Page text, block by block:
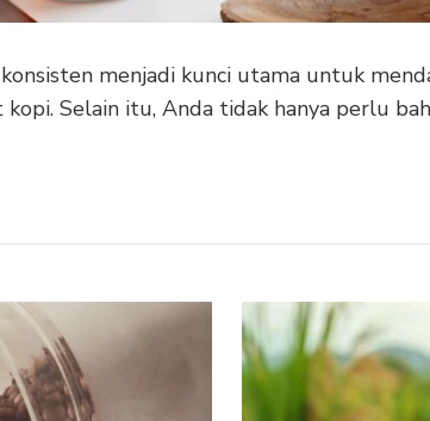
menjadi kunci utama untuk
Selain itu, Anda tidak hanya perlu